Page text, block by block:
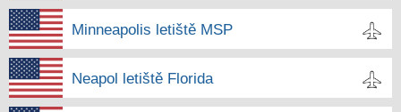
Minneapolis letiště MSP
Neapol letiště Florida